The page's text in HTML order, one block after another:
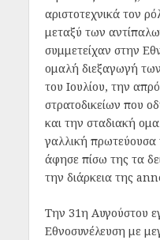
αριστοτεχνικά τον
μεταξύ των
συμμετείχαν στην
ομαλή διεξαγωγή
του Ιουλίου, την
στρατοδικείων που
και την σταδιακή
γαλλική
άφησε πίσω της τα
την διάρκεια της
Την 31η Αυγούστου
Εθνοσυνέλευση με